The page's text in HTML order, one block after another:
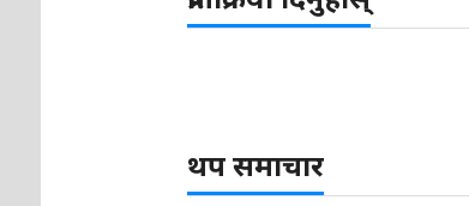
थप समाचार